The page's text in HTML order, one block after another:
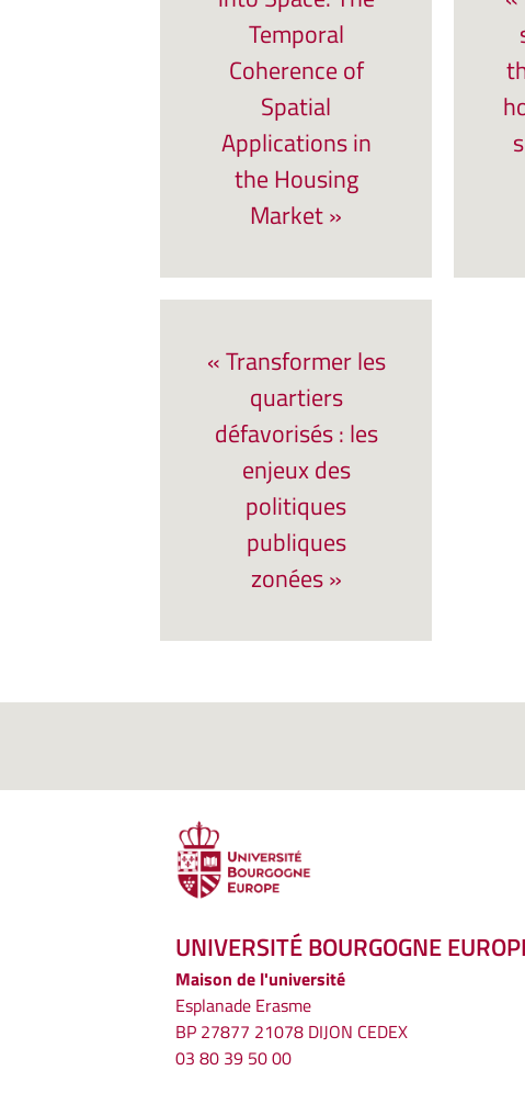
Temporal
Coherence of
Spatial
Applications in
the Housing
Market »
« Transformer les
quartiers
défavorisés : les
enjeux des
politiques
publiques
zonées »
UNIVERSITÉ BOURGOGNE
Maison de l'université
Esplanade Erasme
BP 27877 21078 DIJON CEDEX
03 80 39 50 00